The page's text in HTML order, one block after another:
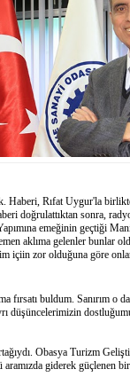
Rıfat Uygur'la
doğrulattıktan sonra,
emeğinin geçtiği
aklıma gelenler bunlar
içiin zor olduğuna göre
fırsatı buldum. Sanırım o
düşüncelerimizin
Obasya Turizm
giderek güçlenen